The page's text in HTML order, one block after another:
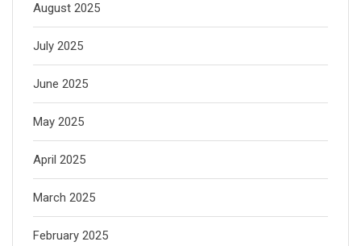
August 2025
July 2025
June 2025
May 2025
April 2025
March 2025
February 2025